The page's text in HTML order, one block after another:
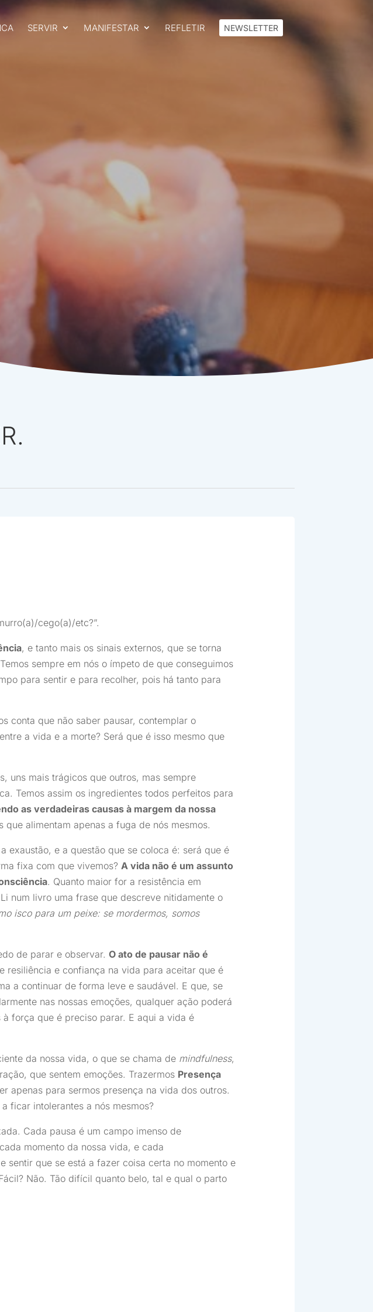
SERVIR MANIFESTAR REFLETIR NEWSLETTER
cego(a)/etc?”.
, e tanto mais os sinais externos, que se torna
sempre em nós o ímpeto de que conseguimos
para sentir e para recolher, pois há tanto para
conta que não saber pausar, contemplar o
a vida e a morte? Será que é isso mesmo que
uns mais trágicos que outros, mas sempre
Temos assim os ingredientes todos perfeitos para
as verdadeiras causas à margem da nossa
alimentam apenas a fuga de nós mesmos.
exaustão, e a questão que se coloca é: será que é
fixa com que vivemos? A vida não é um assunto
. Quanto maior for a resistência em
num livro uma frase que descreve nitidamente o
isco para um peixe: se mordermos, somos
de parar e observar. O ato de pausar não é
resiliência e confiança na vida para aceitar que é
a continuar de forma leve e saudável. E que, se
nas nossas emoções, qualquer ação poderá
força que é preciso parar. E aqui a vida é
da nossa vida, o que se chama de mindfulness,
que sentem emoções. Trazermos Presença
apenas para sermos presença na vida dos outros.
ficar intolerantes a nós mesmos?
Cada pausa é um campo imenso de
momento da nossa vida, e cada
sentir que se está a fazer coisa certa no momento e
Não. Tão difícil quanto belo, tal e qual o parto